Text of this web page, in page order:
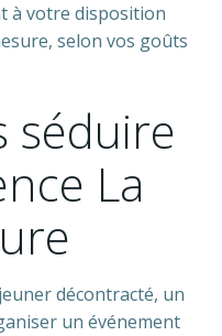
à votre disposition
selon vos goûts
séduire
La
décontracté, un
un événement